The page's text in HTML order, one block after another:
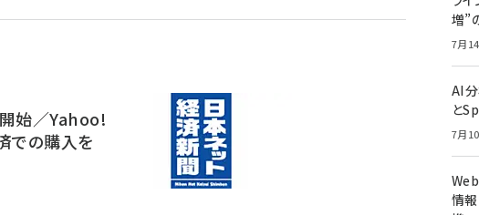
始／Yahoo!
での購入を
増”
7月
AI
と
7月
情